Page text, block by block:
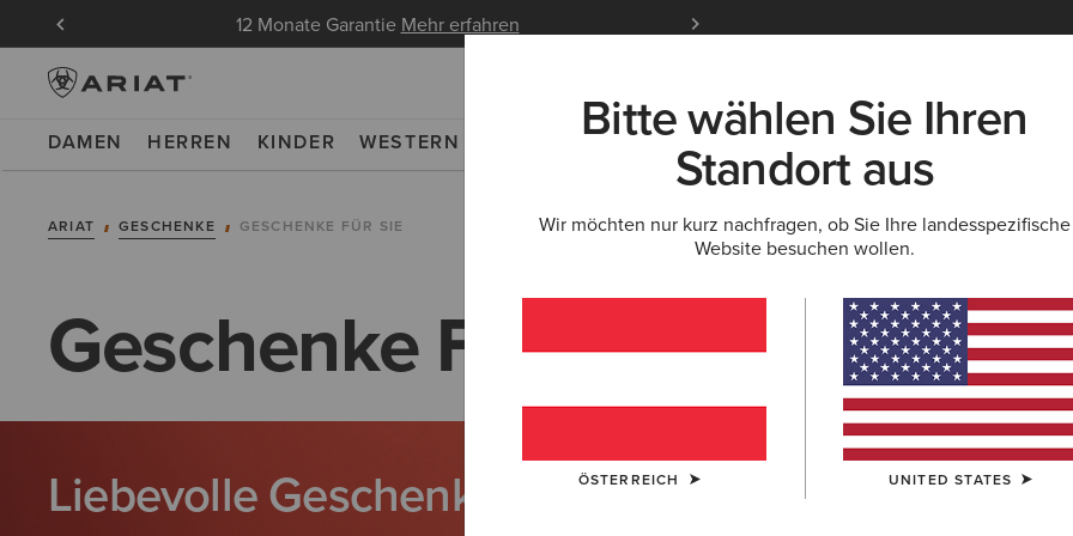
12 Monate Garantie Mehr erfahren Kostenloser Standardversand ab 100 € &
für Ariat InsiderJetzt
DAMEN HERREN KINDER WESTERN NEU & FEATURED ARIAT LIFE OUTLET
ARIAT GESCHENKE GESCHENKE FÜR SIE
Geschenke Für Sie
Liebevolle Geschenke, die Freude bringen – für Sie
Bitte wählen Sie Ihren
Standort aus
Wir möchten nur kurz nachfragen, ob Sie Ihre landesspezifische
Website besuchen wollen.
ÖSTERREICH UNITED STATES